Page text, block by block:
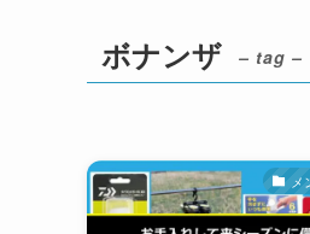
ボナンザ – tag –